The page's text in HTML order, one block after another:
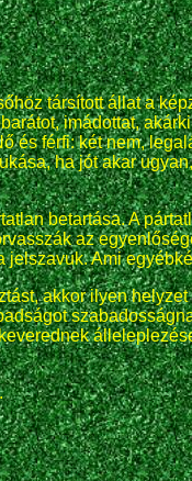
társított állat a
imádottat,
és férfi: két nem,
ha jót akar
betartása. A
az
Ami
akkor ilyen